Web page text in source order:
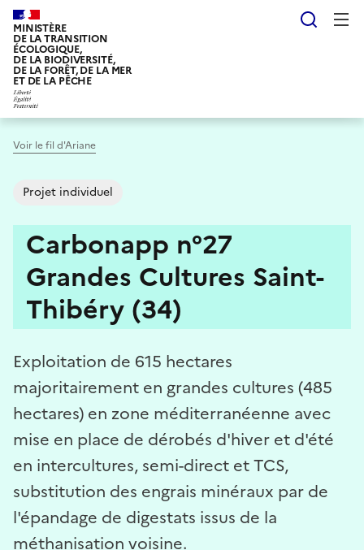
Aller
au
contenu
principal
MINISTÈRE
DE LA TRANSITION
ÉCOLOGIQUE,
DE LA BIODIVERSITÉ,
DE LA FORÊT, DE LA MER
ET DE LA PÊCHE
Voir le fil d'Ariane
Projet individuel
Carbonapp n°27
Grandes Cultures Saint-
Thibéry (34)
Exploitation de 615 hectares
majoritairement en grandes cultures (485
hectares) en zone méditerranéenne avec
mise en place de dérobés d'hiver et d'été
en intercultures, semi-direct et TCS,
substitution des engrais minéraux par de
l'épandage de digestats issus de la
méthanisation voisine.